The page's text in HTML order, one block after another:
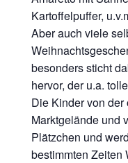
Kartoffelpuffer,
Aber auch viele
besonders sticht
hervor, der u.a.
Die Kinder von
Marktgelände und
Plätzchen und
bestimmten Zeiten